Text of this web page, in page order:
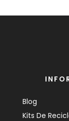
Blog
Kits De